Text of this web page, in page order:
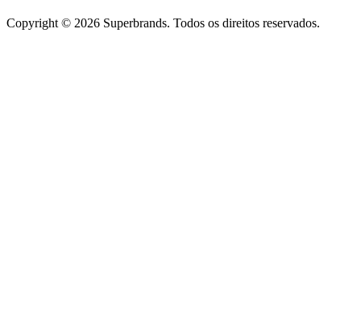
Copyright © 2026 Superbrands. Todos os direitos reservados.